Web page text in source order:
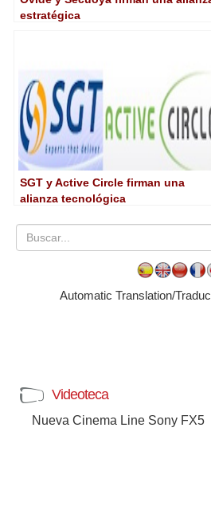
estratégica
SGT y Active Circle firman una
alianza tecnológica
Automatic Translation/
Videoteca
Nueva Cinema Line Sony FX5